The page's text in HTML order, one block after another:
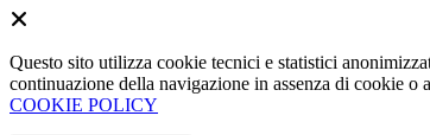
Questo sito utilizza cookie tecnici e statistici
continuazione della navigazione in assenza di cookie
COOKIE POLICY